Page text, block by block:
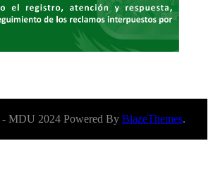
- MDU 2024 Powered By BlazeThemes.